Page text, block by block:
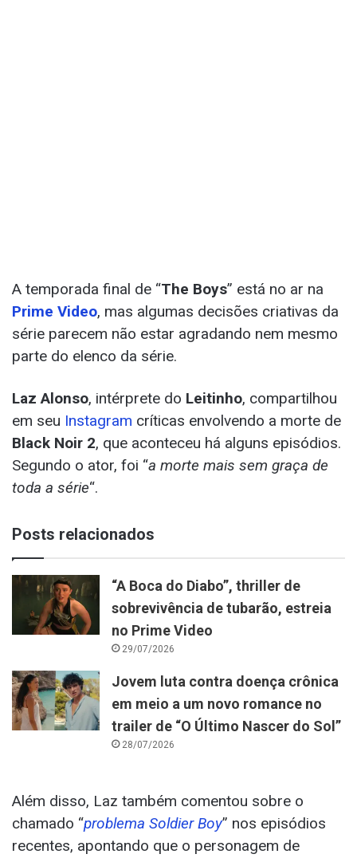
A temporada final de “The Boys” está no ar na
Prime Video, mas algumas decisões criativas da
série parecem não estar agradando nem mesmo
parte do elenco da série.
Laz Alonso, intérprete do Leitinho, compartilhou
em seu Instagram críticas envolvendo a morte de
Black Noir 2, que aconteceu há alguns episódios.
Segundo o ator, foi “a morte mais sem graça de
toda a série“.
Posts relacionados
“A Boca do Diabo”, thriller de
sobrevivência de tubarão, estreia
no Prime Video
29/07/2026
Jovem luta contra doença crônica
em meio a um novo romance no
trailer de “O Último Nascer do Sol”
28/07/2026
Além disso, Laz também comentou sobre o
chamado “problema Soldier Boy” nos episódios
recentes, apontando que o personagem de